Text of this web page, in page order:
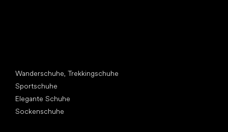
Wanderschuhe, Trekkingschuhe
Sportschuhe
Elegante Schuhe
Sockenschuhe